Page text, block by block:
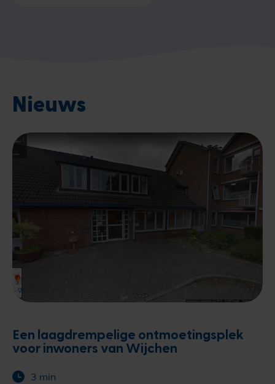
Nieuws
Een laagdrempelige ontmoetingsplek
voor inwoners van Wijchen
3 min